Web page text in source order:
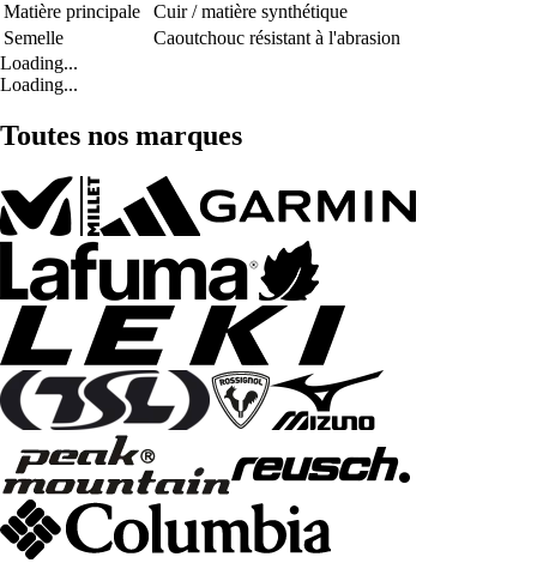
Matière principale
Cuir / matière synthétique
Semelle
Caoutchouc résistant à l'abrasion
Loading...
Loading...
Toutes nos marques